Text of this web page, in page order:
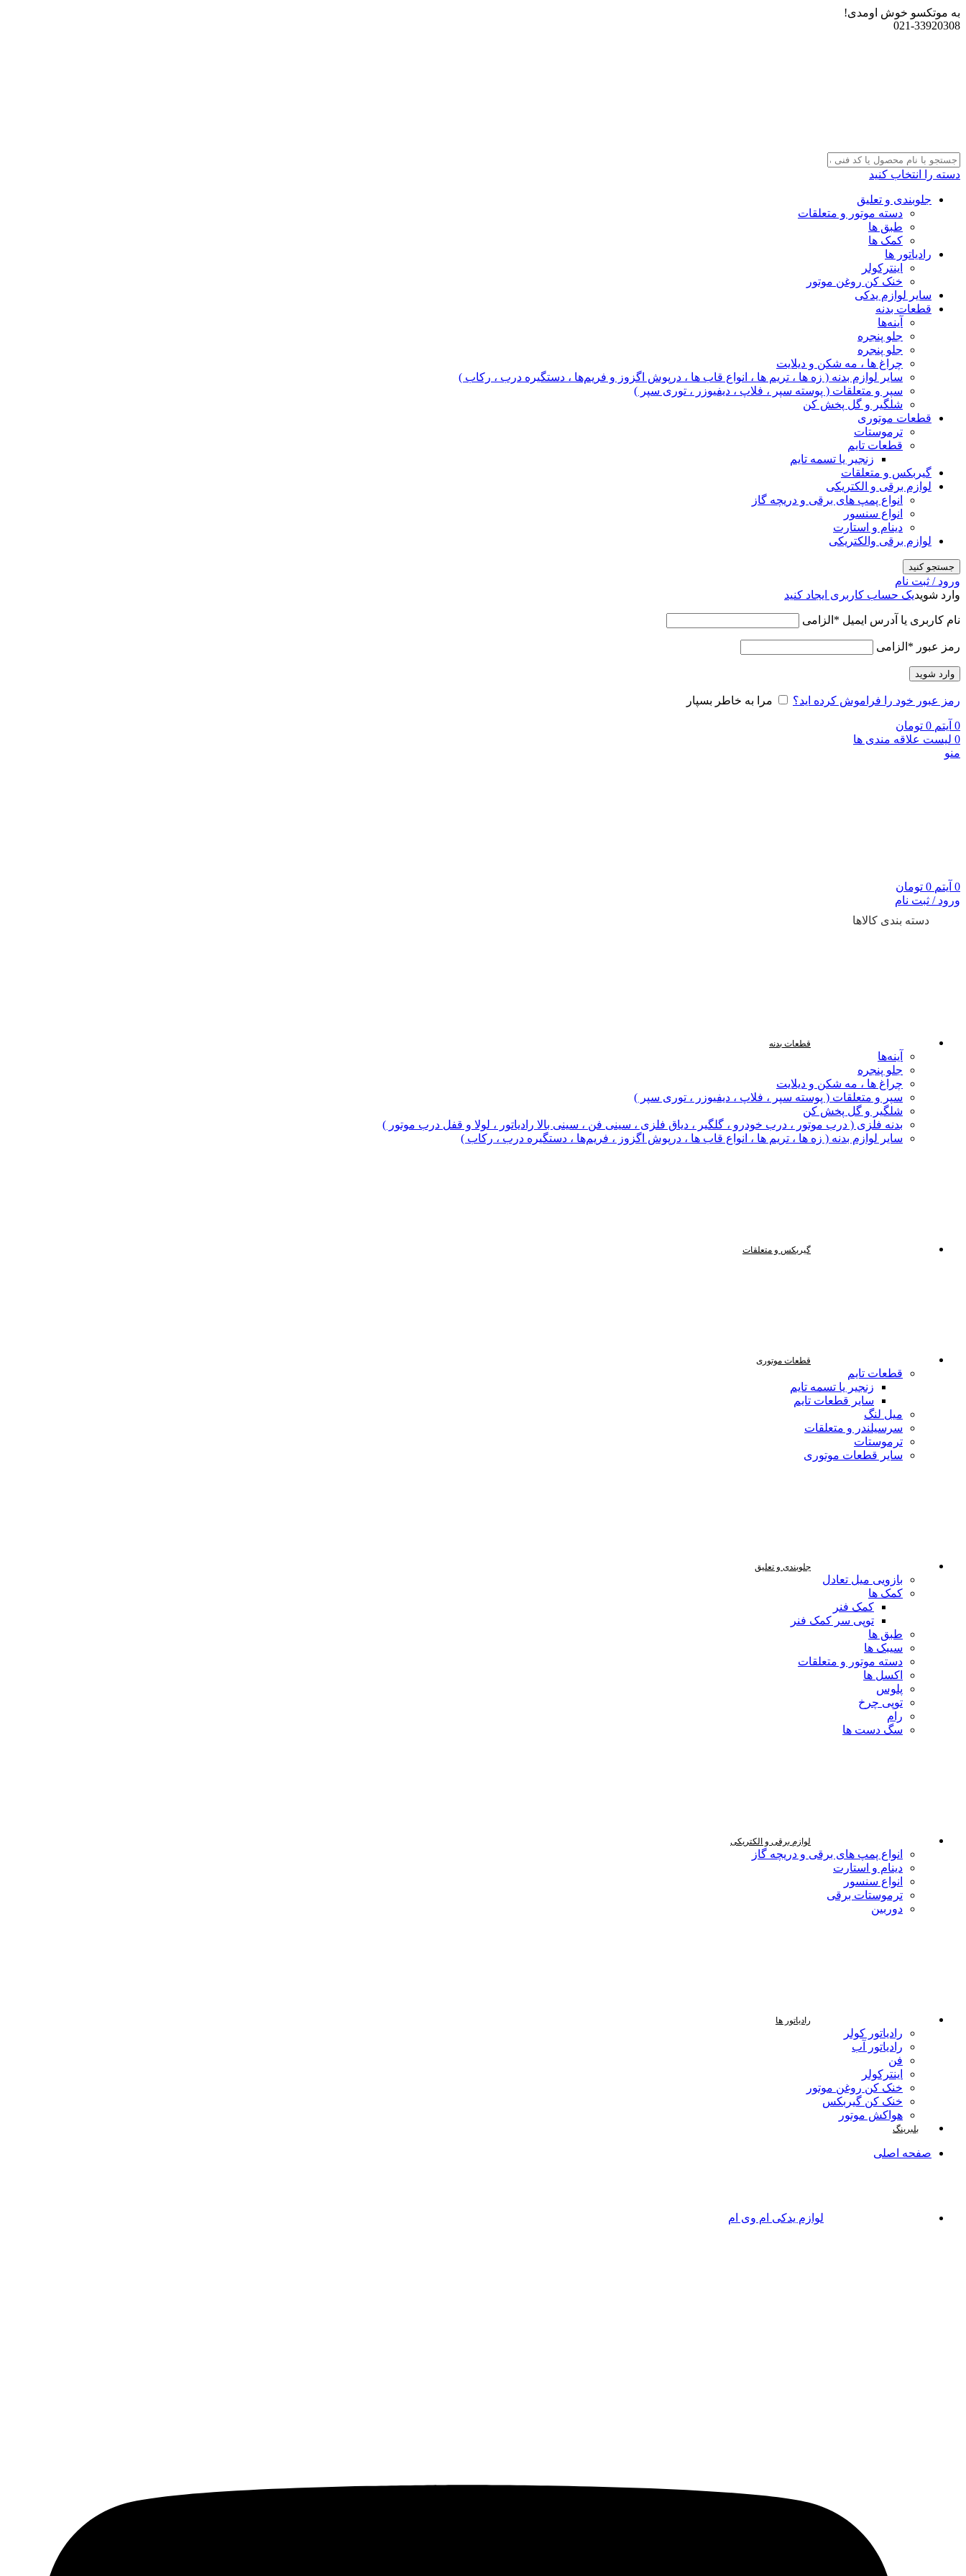
به موتکسو خوش اومدی!
021-33920308
دسته را انتخاب کنید
جلوبندی و تعلیق
دسته موتور و متعلقات
طبق ها
کمک ها
رادیاتور ها
اینترکولر
خنک کن روغن موتور
سایر لوازم یدکی
قطعات بدنه
آینه‌ها
جلو پنجره
جلو پنجره
چراغ‌ ها ، مه‌ شکن و دیلایت
سایر لوازم بدنه ( زه ها ، تریم ها ، انواع قاب ها ، درپوش اگزوز و فریم‌ها ، دستگیره درب ، رکاب )
سپر و متعلقات ( پوسته سپر ، فلاپ ، دیفیوزر ، توری سپر )
شلگیر و گل‌ پخش‌ کن
قطعات موتوری
ترموستات
قطعات تایم
زنجیر یا تسمه تایم
گیربکس و متعلقات
لوازم برقی و الکتریکی
انواع پمپ های برقی و دریچه گاز
انواع سنسور
دینام و استارت
لوازم برقی والکتریکی
جستجو کنید
ورود / ثبت نام
وارد شویدیک حساب کاربری ایجاد کنید
نام کاربری یا آدرس ایمیل * الزامی
رمز عبور * الزامی
وارد شوید
رمز عبور خود را فراموش کرده اید؟ مرا به خاطر بسپار
0 آیتم 0 تومان
0 لیست علاقه مندی ها
منو
0 آیتم 0 تومان
ورود / ثبت نام
دسته بندی کالاها
قطعات بدنه
آینه‌ها
جلو پنجره
چراغ‌ ها ، مه‌ شکن و دیلایت
سپر و متعلقات ( پوسته سپر ، فلاپ ، دیفیوزر ، توری سپر )
شلگیر و گل‌ پخش‌ کن
بدنه فلزی ( درب موتور ، درب خودرو ، گلگیر ، دیاق فلزی ، سینی فن ، سینی بالا رادیاتور ، لولا و قفل درب موتور )
سایر لوازم بدنه ( زه ها ، تریم ها ، انواع قاب ها ، درپوش اگزوز ، فریم‌ها ، دستگیره درب ، رکاب )
گیربکس و متعلقات
قطعات موتوری
قطعات تایم
زنجیر یا تسمه تایم
سایر قطعات تایم
میل لنگ
سرسیلندر و متعلقات
ترموستات
سایر قطعات موتوری
جلوبندی و تعلیق
بازویی میل تعادل
کمک ها
کمک فنر
توپی سر کمک فنر
طبق ها
سیبک ها
دسته موتور و متعلقات
اکسل ها
پلوس
توپی چرخ
رام
سگ دست ها
لوازم برقی و الکتریکی
انواع پمپ های برقی و دریچه گاز
دینام و استارت
انواع سنسور
ترموستات برقی
دوربین
رادیاتور ها
رادیاتور کولر
رادیاتور آب
فن
اینترکولر
خنک کن روغن موتور
خنک کن گیربکس
هواکش موتور
بلبرینگ
صفحه اصلی
لوازم یدکی ام وی ام